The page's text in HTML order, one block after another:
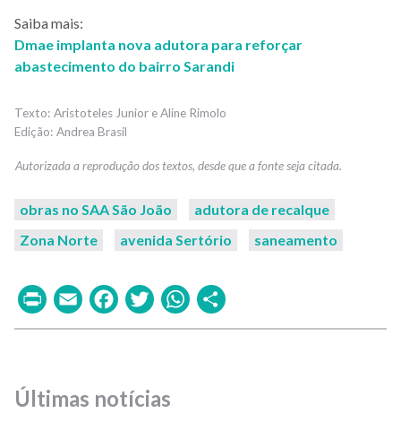
Saiba mais:
Dmae implanta nova adutora para reforçar
abastecimento do bairro Sarandi
Aristoteles Junior e Aline Rimolo
Andrea Brasil
obras no SAA São João
adutora de recalque
Zona Norte
avenida Sertório saneamento
PrintEmailFacebook
TwitterWhatsApp
Últimas notícias